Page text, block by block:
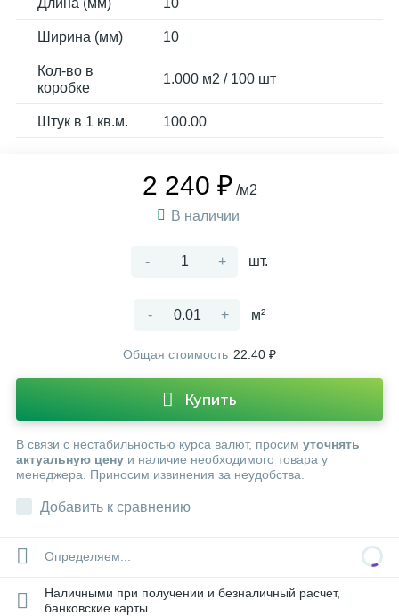
Длина (мм) 10
Ширина (мм) 10
Кол-во в
коробке
1.000 м2 / 100 шт
Штук в 1 кв.м. 100.00
2 240 ₽ /м2
В наличии
- + шт.
- + м²
Общая стоимость 22.40 ₽
Купить
В связи с нестабильностью курса валют, просим уточнять
актуальную цену и наличие необходимого товара у
менеджера. Приносим извинения за неудобства.
Добавить к сравнению
Определяем...
Наличными при получении и безналичный расчет,
банковские карты